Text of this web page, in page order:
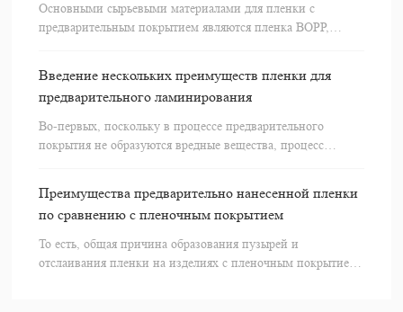
Основными сырьевыми материалами для пленки с
предварительным покрытием являются пленка BOPP,
Введение нескольких преимуществ пленки для
предварительного ламинирования
Во-первых, поскольку в процессе предварительного
покрытия не образуются вредные вещества, процесс
Преимущества предварительно нанесенной пленки
по сравнению с пленочным покрытием
То есть, общая причина образования пузырей и
отслаивания пленки на изделиях с пленочным покрытием,